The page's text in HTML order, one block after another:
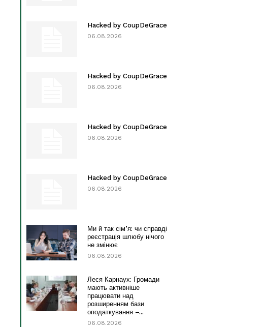
Hacked by CoupDeGrace
06.08.2026
Hacked by CoupDeGrace
06.08.2026
Hacked by CoupDeGrace
06.08.2026
Hacked by CoupDeGrace
06.08.2026
Ми й так сім’я: чи справді
реєстрація шлюбу нічого
не змінює
06.08.2026
Леся Карнаух: Громади
мають активніше
працювати над
розширенням бази
оподаткування –...
06.08.2026